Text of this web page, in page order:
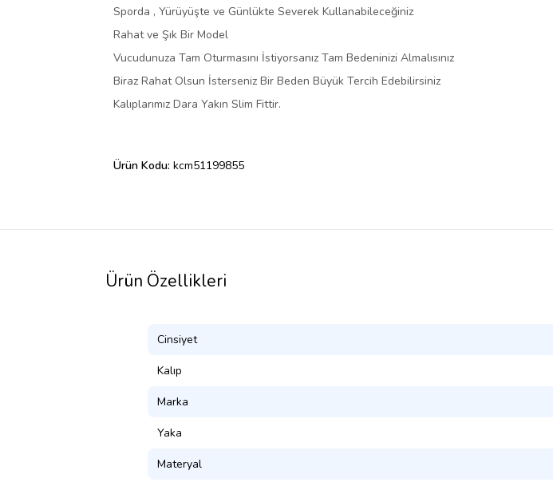
Sporda , Yürüyüşte ve Günlükte Severek Kullanabileceğiniz
Rahat ve Şık Bir Model
Vucudunuza Tam Oturmasını İstiyorsanız Tam Bedeninizi Almalısınız
Biraz Rahat Olsun İsterseniz Bir Beden Büyük Tercih Edebilirsiniz
Kalıplarımız Dara Yakın Slim Fittir.
Ürün Kodu: kcm51199855
Ürün Özellikleri
Cinsiyet
Kalıp
Marka
Yaka
Materyal